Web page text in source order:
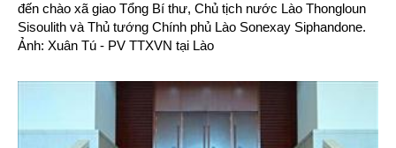
đến chào xã giao Tổng Bí thư, Chủ tịch nước Lào Thongloun
Sisoulith và Thủ tướng Chính phủ Lào Sonexay Siphandone.
Ảnh: Xuân Tú - PV TTXVN tại Lào